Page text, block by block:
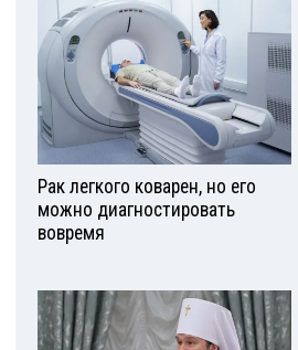
Рак легкого коварен, но его
можно диагностировать
вовремя